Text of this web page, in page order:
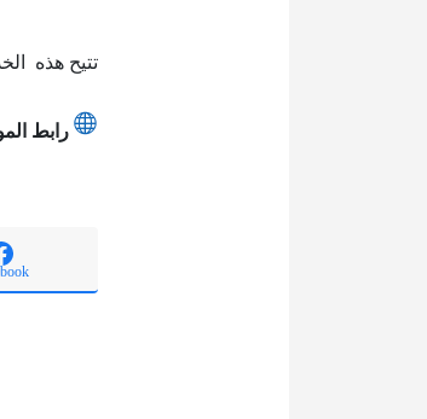
تتيح هذه
رابط